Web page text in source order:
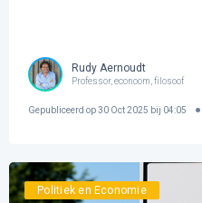
Rudy Aernoudt
Professor, econoom, filosoof
Gepubliceerd op30 Oct 2025 bij 04:05
Politiek en Economie